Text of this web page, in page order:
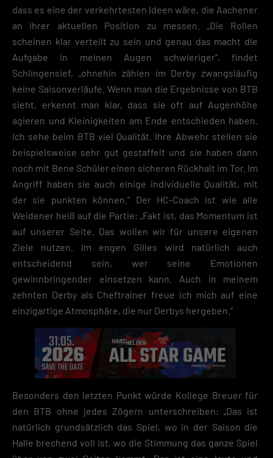
dass es eine der verkehrtesten Ideen wäre, die Aachener
an ihrer aktuellen Position zu messen. „Die Rollen
scheinen klar verteilt zu sein und genau das macht die
Aufgabe in meinen Augen schwieriger“, findet
Schlingensief, „ohnehin zählen im Derby zwangsläufig
keine Saisonverläufe. Wenn man die Ergebnisse von BTB
sieht, erkennt man klar, dass sie oft auf Augenhöhe
agieren und Kleinigkeiten am Ende entschieden haben.
Ich sehe beim BTB viel Qualität. Ihre Abwehr stellen sie
beispielsweise sehr gut gestaffelt und sie haben dann
noch mit Bene Schüler einen sicheren Rückhalt im Tor. Im
Angriff haben sie auch einige individuelle Qualität, mit
der sie punkten können.“ Der HC-Coach ist wie alle
Weidener heiß auf die Partie: „Fakt ist, das Momentum ist
auf unserer Seite. Das wollen wir für unsere eigenen
Ziele nutzen. Im engen Gilles wird natürlich auch
entscheidend sein, wer seine Emotionen
gewinnbringender einsetzen kann. Auch in meinem
zehnten Derby als Cheftrainer freue ich mich auf eine
einzigartige Atmosphäre, die nur Derbys hergeben.“
Besonders den letzten Punkt würde Kollege Breuer für
den BTB ohne jedes Zögern unterschreiben: „Das ist
natürlich grundsätzlich das Spiel, wo in der Saison die
Halle brechend voll ist, wo die Stimmung das ganze Spiel